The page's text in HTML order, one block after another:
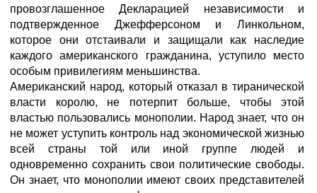
провозглашенное Декларацией независимости и
подтвержденное Джефферсоном и Линкольном,
которое они отстаивали и защищали как наследие
каждого американского гражданина, уступило место
особым привилегиям меньшинства.
Американский народ, который отказал в тиранической
власти королю, не потерпит больше, чтобы этой
властью пользовались монополии. Народ знает, что он
не может уступить контроль над экономической жизнью
всей страны той или иной группе людей и
одновременно сохранить свои политические свободы.
Он знает, что монополии имеют своих представителей